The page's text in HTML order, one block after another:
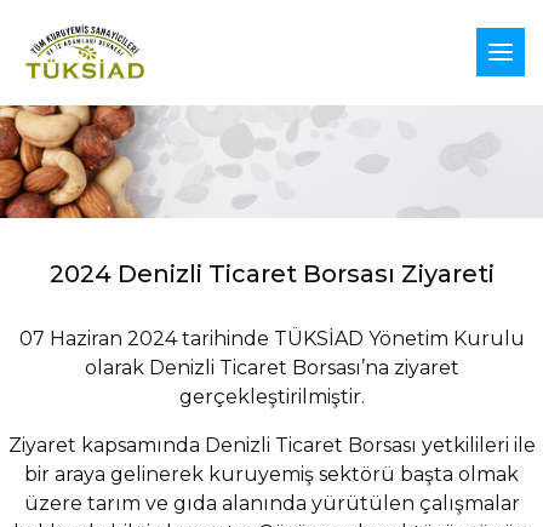
2024 Denizli Ticaret Borsası Ziyareti
07 Haziran 2024 tarihinde TÜKSİAD Yönetim Kurulu
olarak Denizli Ticaret Borsası’na ziyaret
gerçekleştirilmiştir.
Ziyaret kapsamında Denizli Ticaret Borsası yetkilileri ile
bir araya gelinerek kuruyemiş sektörü başta olmak
üzere tarım ve gıda alanında yürütülen çalışmalar